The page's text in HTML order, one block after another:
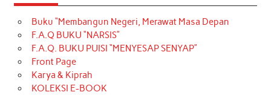
Buku “Membangun Negeri, Merawat Masa Depan
F.A.Q BUKU “NARSIS”
F.A.Q. BUKU PUISI “MENYESAP SENYAP”
Front Page
Karya & Kiprah
KOLEKSI E-BOOK